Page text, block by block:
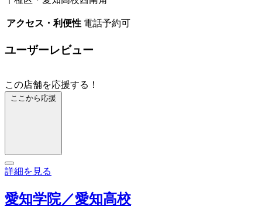
アクセス・利便性 電話予約可
ユーザーレビュー
この店舗を応援する！
ここから応援
詳細を見る
愛知学院／愛知高校